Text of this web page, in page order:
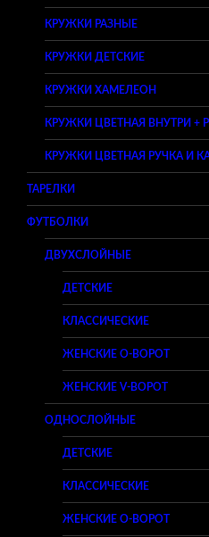
КРУЖКИ РАЗНЫЕ
КРУЖКИ ДЕТСКИЕ
КРУЖКИ ХАМЕЛЕОН
КРУЖКИ ЦВЕТНАЯ ВНУТРИ +
КРУЖКИ ЦВЕТНАЯ РУЧКА И
ТАРЕЛКИ
ФУТБОЛКИ
ДВУХСЛОЙНЫЕ
ДЕТСКИЕ
КЛАССИЧЕСКИЕ
ЖЕНСКИЕ O-ВОРОТ
ЖЕНСКИЕ V-ВОРОТ
ОДНОСЛОЙНЫЕ
ДЕТСКИЕ
КЛАССИЧЕСКИЕ
ЖЕНСКИЕ O-ВОРОТ